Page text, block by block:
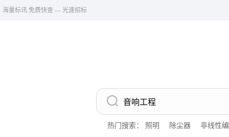
海量标讯 免费快查 — 光速招标
热门搜索： 照明 除尘器 非线性